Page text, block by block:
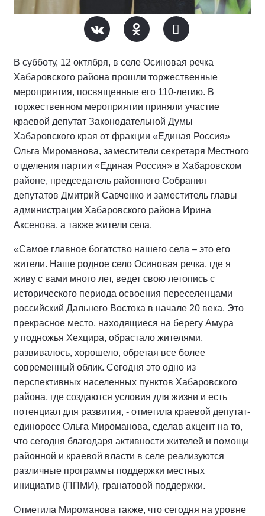
В субботу, 12 октября, в селе Осиновая речка
Хабаровского района прошли торжественные
мероприятия, посвященные его 110-летию. В
торжественном мероприятии приняли участие
краевой депутат Законодательной Думы
Хабаровского края от фракции «Единая Россия»
Ольга Мироманова, заместители секретаря Местного
отделения партии «Единая Россия» в Хабаровском
районе, председатель районного Собрания
депутатов Дмитрий Савченко и заместитель главы
администрации Хабаровского района Ирина
Аксенова, а также жители села.
«Самое главное богатство нашего села – это его
жители. Наше родное село Осиновая речка, где я
живу с вами много лет, ведет свою летопись с
исторического периода освоения переселенцами
российский Дальнего Востока в начале 20 века. Это
прекрасное место, находящиеся на берегу Амура
у подножья Хехцира, обрастало жителями,
развивалось, хорошело, обретая все более
современный облик. Сегодня это одно из
перспективных населенных пунктов Хабаровского
района, где создаются условия для жизни и есть
потенциал для развития, - отметила краевой депутат-
единоросс Ольга Мироманова, сделав акцент на то,
что сегодня благодаря активности жителей и помощи
районной и краевой власти в селе реализуются
различные программы поддержки местных
инициатив (ППМИ), гранатовой поддержки.
Отметила Мироманова также, что сегодня на уровне